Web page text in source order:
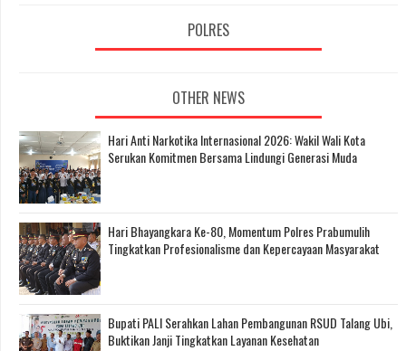
POLRES
OTHER NEWS
Hari Anti Narkotika Internasional 2026: Wakil Wali Kota
Serukan Komitmen Bersama Lindungi Generasi Muda
Hari Bhayangkara Ke-80, Momentum Polres Prabumulih
Tingkatkan Profesionalisme dan Kepercayaan Masyarakat
Bupati PALI Serahkan Lahan Pembangunan RSUD Talang Ubi,
Buktikan Janji Tingkatkan Layanan Kesehatan